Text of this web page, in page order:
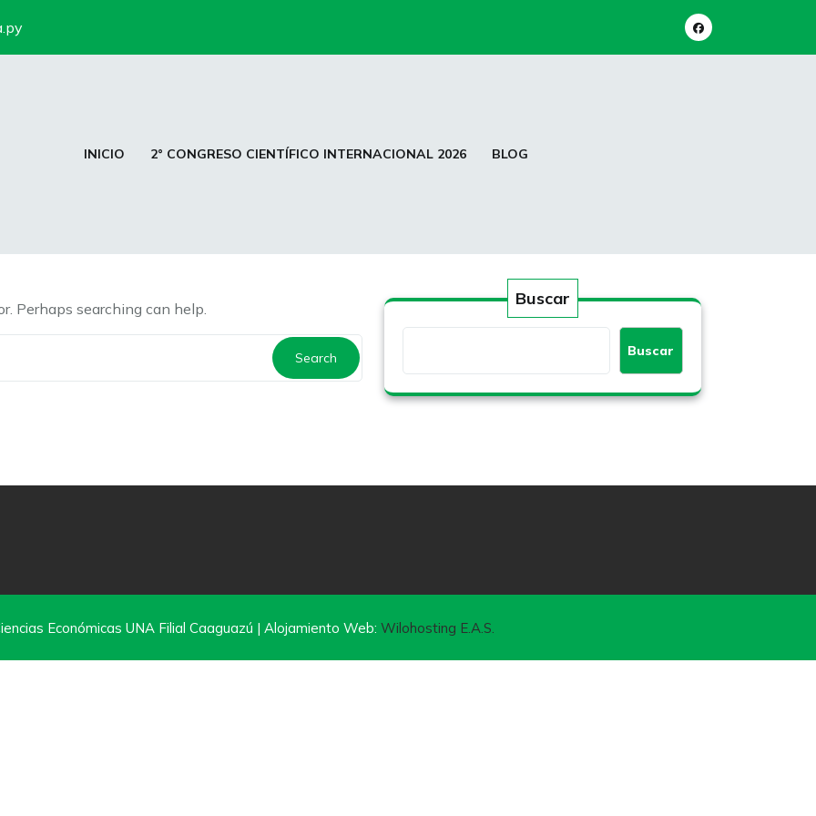
INICIO 2° CONGRESO CIENTÍFICO INTERNACIONAL 2026 BLOG
Perhaps searching can help.
Search
Buscar
Buscar
Económicas UNA Filial Caaguazú | Alojamiento Web: Wilohosting E.A.S.